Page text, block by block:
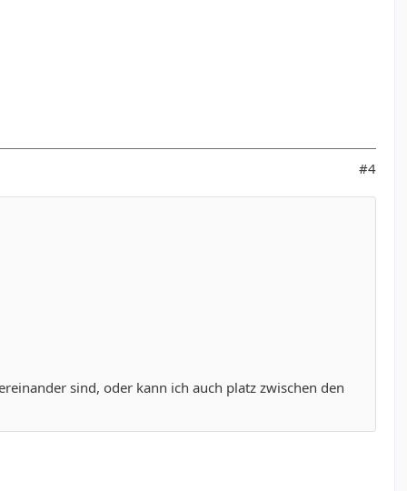
#4
sind, oder kann ich auch platz zwischen den